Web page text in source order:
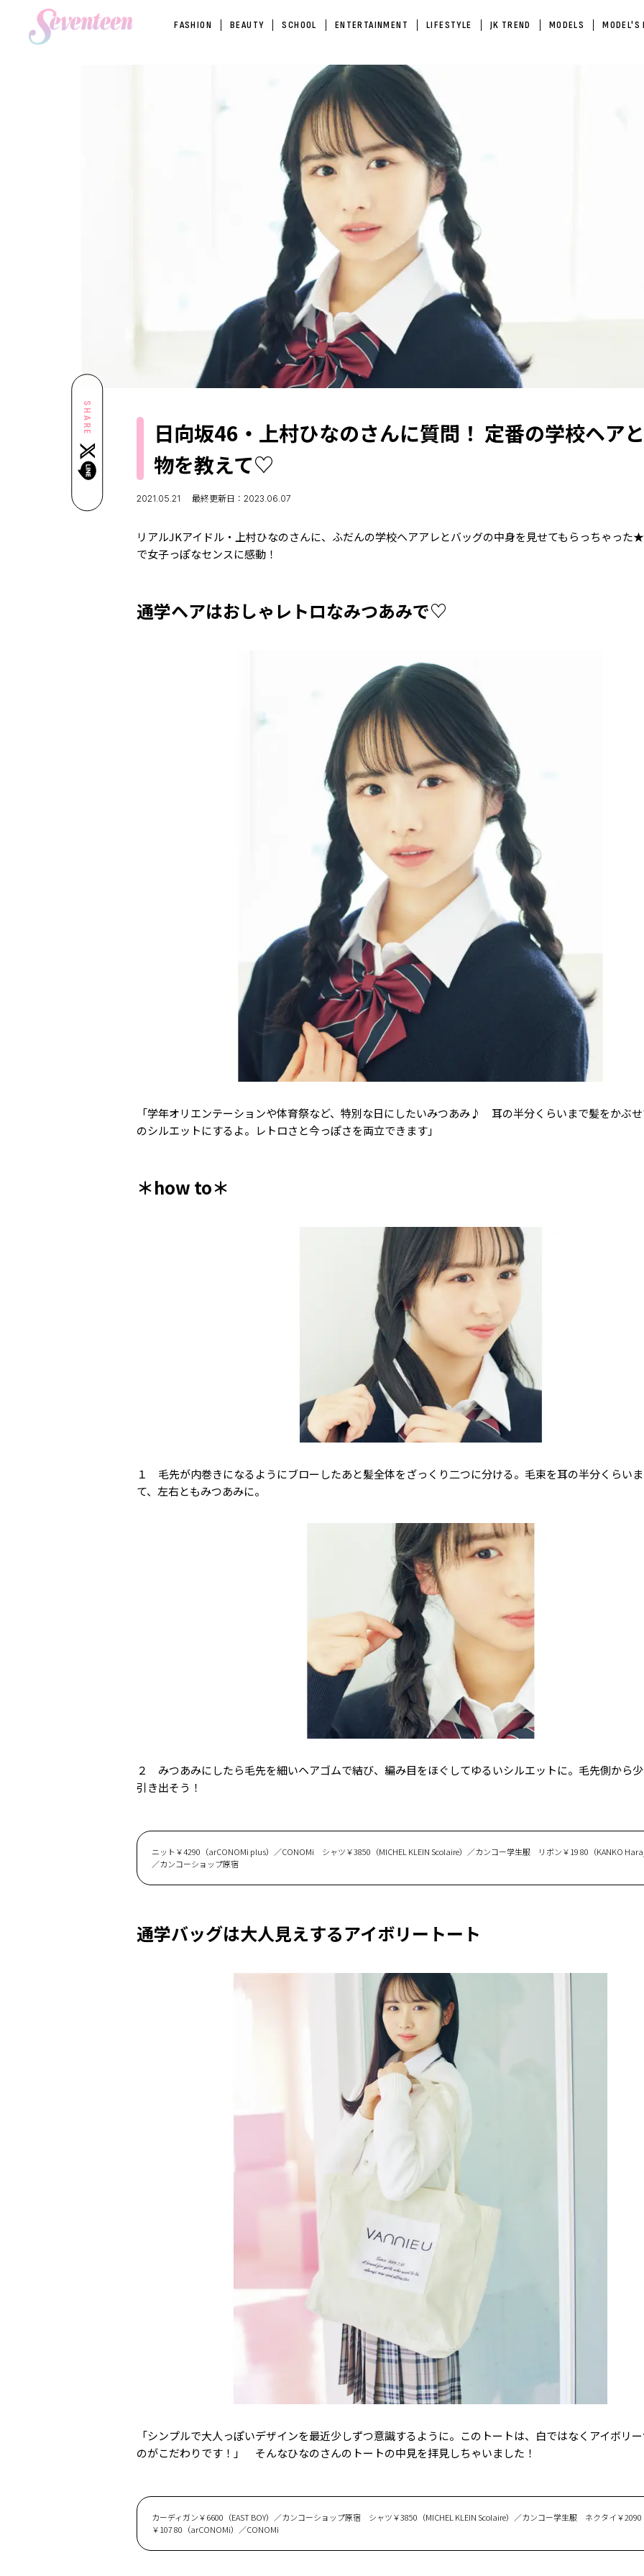
FASHION BEAUTY SCHOOL ENTERTAINMENT LIFESTYLE JK TREND MODELS MODEL'S
SHARE
日向坂46・上村ひなのさんに質問！ 定番の学校ヘア
物を教えて♡
2021.05.21 最終更新日：2023.06.07
リアルJKアイドル・上村ひなのさんに、ふだんの学校ヘアアレとバッグの中身を見せてもらっちゃっ
で女子っぽなセンスに感動！
通学ヘアはおしゃレトロなみつあみで♡
「学年オリエンテーションや体育祭など、特別な日にしたいみつあみ♪ 耳の半分くらいまで髪をかぶ
のシルエットにするよ。レトロさと今っぽさを両立できます」
＊how to＊
１ 毛先が内巻きになるようにブローしたあと髪全体をざっくり二つに分ける。毛束を耳の半分くらい
て、左右ともみつあみに。
２ みつあみにしたら毛先を細いヘアゴムで結び、編み目をほぐしてゆるいシルエットに。毛先側から
引き出そう！
ニット￥4290（arCONOMi plus）／CONOMi シャツ￥3850（MICHEL KLEIN Scolaire）／カンコー学生服 リボン￥19 80（KANKO
／カンコーショップ原宿
通学バッグは大人見えするアイボリートート
「シンプルで大人っぽいデザインを最近少しずつ意識するように。このトートは、白ではなくアイボリ
のがこだわりです！」 そんなひなのさんのトートの中見を拝見しちゃいました！
カーディガン￥6600（EAST BOY）／カンコーショップ原宿 シャツ￥3850（MICHEL KLEIN Scolaire）／カンコー学生服 ネクタイ￥
￥107 80（arCONOMi）／CONOMi